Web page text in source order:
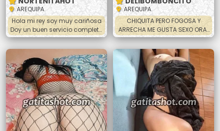
AREQUIPA
Hola mi rey soy muy cariñosa
Doy un buen servicio completo
con paciencia cumplo mi hora
completa hago anal, vaginal,
oral, 69 y mas me gusta tragar
leche y hacer todas las poses.
Después de hacerlo hago
masajes si gustas nos
podemos duchar juntos y
podemos beber tambien
AREQUIPA
CHIQUITA PERO FOGOSA Y
ARRECHA ME GUSTA SEXO ORAL
MUTUO Hola mi amor ando
súper caliente con ganas de
hacer el amor estoy disponible
en Arequipa . Soy linda
jovencita de piel suave tengo 21
añitos CULONCITA 🍑🤤Amor te
espero para que me goses
completamente doy besos
apasionados me dejo
acariciar todo el cuerpo me
puedes hacer la sopita